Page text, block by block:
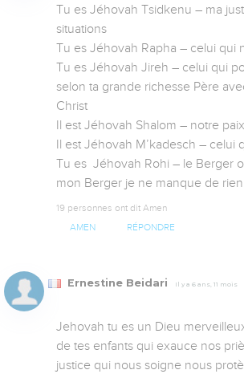
Tu es Jéhovah Tsidkenu – ma
situations
Tu es Jéhovah Rapha – celui qui
Tu es Jéhovah Jireh – celui qui
selon ta grande richesse Père
Christ
Il est Jéhovah Shalom – notre
Il est Jéhovah M’kadesch – celui
Tu es  Jéhovah Rohi – le Berger
mon Berger je ne manque de rien
19 personnes ont dit Amen
AMEN RÉPONDRE
Ernestine Beidari Il y a 6 ans, 11 mois
Jehovah tu es un Dieu
de tes enfants qui exauce nos
justice qui nous soigne nous